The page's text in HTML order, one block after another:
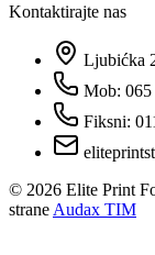
Kontaktirajte nas
Ljubićka
Mob: 065
Fiksni:
© 2026 Elite Print
strane Audax TIM